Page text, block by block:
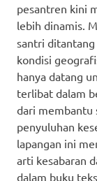
pesantren kini
lebih dinamis.
santri
kondisi
hanya datang
terlibat dalam
dari membantu
penyuluhan
lapangan ini
arti kesabaran
dalam buku